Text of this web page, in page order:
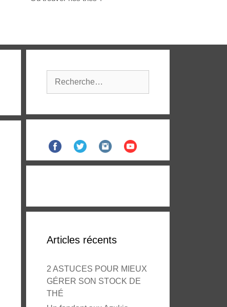
Articles récents
2 ASTUCES POUR MIEUX
GÉRER SON STOCK DE
THÉ